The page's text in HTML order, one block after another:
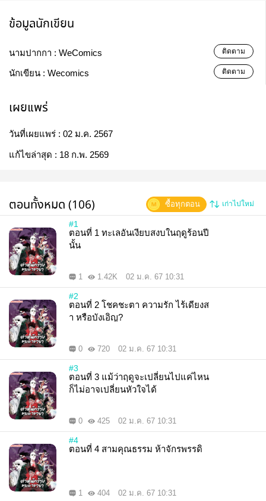
ข้อมูลนักเขียน
นามปากกา : WeComics ติดตาม
นักเขียน : Wecomics ติดตาม
เผยแพร่
วันที่เผยแพร่ : 02 ม.ค. 2567
แก้ไขล่าสุด : 18 ก.พ. 2569
ตอนทั้งหมด (106) เก่าไปใหม่
ซื้อทุกตอน
#1
ตอนที่ 1 ทะเลอันเงียบสงบในฤดูร้อนปี
นั้น
1 1.42K 02 ม.ค. 67 10:31
#2
ตอนที่ 2 โชคชะตา ความรัก ไร้เดียงส
า หรือบังเอิญ?
0 720 02 ม.ค. 67 10:31
#3
ตอนที่ 3 แม้ว่าฤดูจะเปลี่ยนไปแค่ไหน
ก็ไม่อาจเปลี่ยนหัวใจได้
0 425 02 ม.ค. 67 10:31
#4
ตอนที่ 4 สามคุณธรรม ห้าจักรพรรดิ
1 404 02 ม.ค. 67 10:31